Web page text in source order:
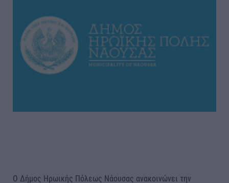
Ο Δήμος Ηρωικής Πόλεως Νάουσας ανακοινώνει την